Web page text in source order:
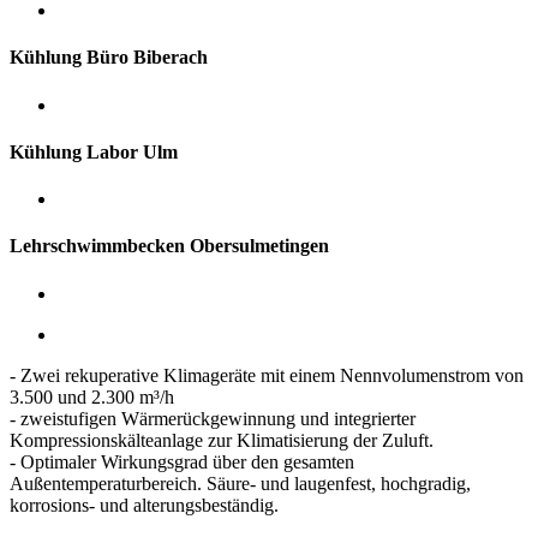
Kühlung Büro Biberach
Kühlung Labor Ulm
Lehrschwimmbecken Obersulmetingen
- Zwei rekuperative Klimageräte mit einem Nennvolumenstrom von
3.500 und 2.300 m³/h
- zweistufigen Wärmerückgewinnung und integrierter
Kompressionskälteanlage zur Klimatisierung der Zuluft.
- Optimaler Wirkungsgrad über den gesamten
Außentemperaturbereich. Säure- und laugenfest, hochgradig,
korrosions- und alterungsbeständig.